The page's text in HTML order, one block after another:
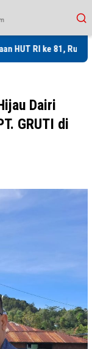
Rutan Kelas IIB
Dairi
GRUTI di